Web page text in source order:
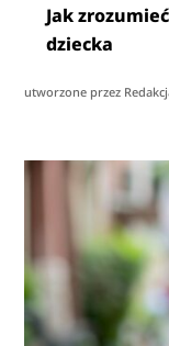
Jak
dziecka
utworzone przez